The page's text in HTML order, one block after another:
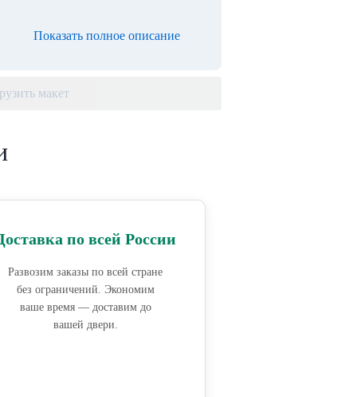
Показать полное описание
макет
по всей России
Развозим заказы по всей стране
без ограничений. Экономим
ваше время — доставим до
вашей двери.